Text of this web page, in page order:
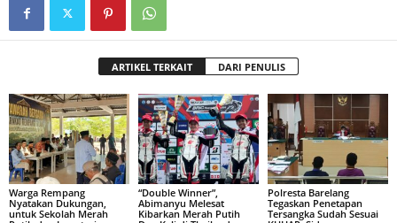
ARTIKEL TERKAIT DARI PENULIS
Warga Rempang
Nyatakan Dukungan,
untuk Sekolah Merah
“Double Winner”,
Abimanyu Melesat
Kibarkan Merah Putih
Polresta Barelang
Tegaskan Penetapan
Tersangka Sudah Sesuai